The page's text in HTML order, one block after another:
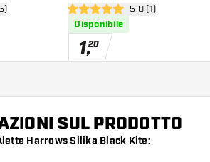
recensioniCoated
apri pannello
5 stelle di valutazione
5.0 (1)
Disponibile
1,20
SUL PRODOTTO
Harrows Silika Black Kite: